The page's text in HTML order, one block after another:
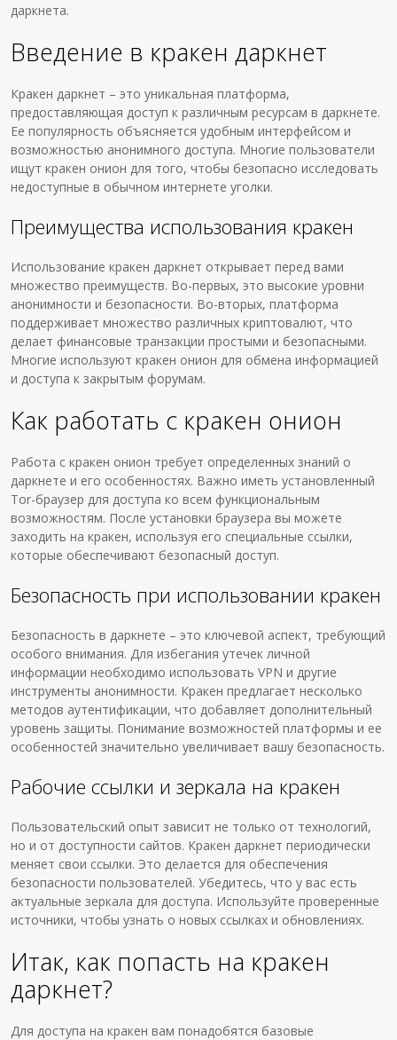
даркнета.
Введение в кракен даркнет
Кракен даркнет – это уникальная платформа,
предоставляющая доступ к различным ресурсам в даркнете.
Ее популярность объясняется удобным интерфейсом и
возможностью анонимного доступа. Многие пользователи
ищут кракен онион для того, чтобы безопасно исследовать
недоступные в обычном интернете уголки.
Преимущества использования кракен
Использование кракен даркнет открывает перед вами
множество преимуществ. Во-первых, это высокие уровни
анонимности и безопасности. Во-вторых, платформа
поддерживает множество различных криптовалют, что
делает финансовые транзакции простыми и безопасными.
Многие используют кракен онион для обмена информацией
и доступа к закрытым форумам.
Как работать с кракен онион
Работа с кракен онион требует определенных знаний о
даркнете и его особенностях. Важно иметь установленный
Tor-браузер для доступа ко всем функциональным
возможностям. После установки браузера вы можете
заходить на кракен, используя его специальные ссылки,
которые обеспечивают безопасный доступ.
Безопасность при использовании кракен
Безопасность в даркнете – это ключевой аспект, требующий
особого внимания. Для избегания утечек личной
информации необходимо использовать VPN и другие
инструменты анонимности. Кракен предлагает несколько
методов аутентификации, что добавляет дополнительный
уровень защиты. Понимание возможностей платформы и ее
особенностей значительно увеличивает вашу безопасность.
Рабочие ссылки и зеркала на кракен
Пользовательский опыт зависит не только от технологий,
но и от доступности сайтов. Кракен даркнет периодически
меняет свои ссылки. Это делается для обеспечения
безопасности пользователей. Убедитесь, что у вас есть
актуальные зеркала для доступа. Используйте проверенные
источники, чтобы узнать о новых ссылках и обновлениях.
Итак, как попасть на кракен
даркнет?
Для доступа на кракен вам понадобятся базовые